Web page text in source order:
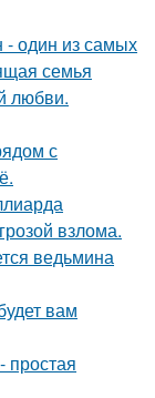
- один из самых
семья
любви.
с
взлома.
ведьмина
вам
простая